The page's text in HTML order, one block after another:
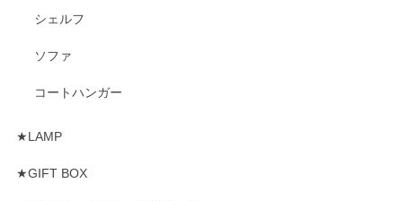
シェルフ
ソファ
コートハンガー
★LAMP
★GIFT BOX